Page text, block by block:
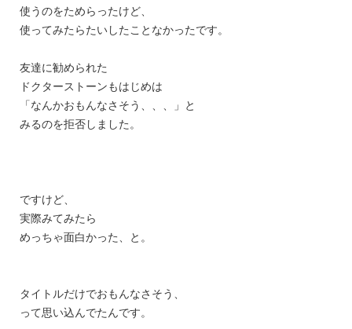
使うのをためらったけど、
使ってみたらたいしたことなかったです。
友達に勧められた
ドクターストーンもはじめは
「なんかおもんなさそう、、、」と
みるのを拒否しました。
ですけど、
実際みてみたら
めっちゃ面白かった、と。
タイトルだけでおもんなさそう、
って思い込んでたんです。